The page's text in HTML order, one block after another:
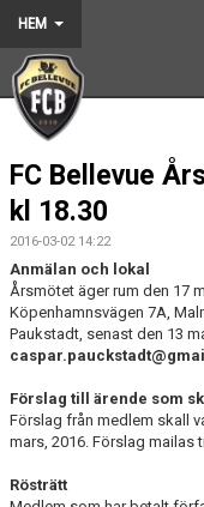
HEM
HEM
NYHETER
GRUNDARNA
KONTAKT
KALENDER
DOKUMENT
VÅRA LAG
FC Bellevue
kl 18.30
2016-03-02 14:22
Anmälan och lokal
Årsmötet äger rum den 17
Köpenhamnsvägen 7A,
Paukstadt, senast den 13
Förslag till ärende som
Förslag från medlem skall
mars, 2016. Förslag mailas
Rösträtt